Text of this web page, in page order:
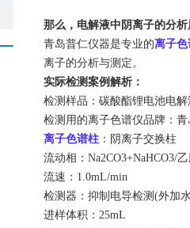
那么，电解液中阴离子的分
青岛普仁仪器是专业的离子色
离子的分析与测定。
实际检测案例解析：
检测样品：碳酸酯锂电池电解
检测用的离子色谱仪品牌：
离子色谱柱 ：阴离子交换柱
流动相：Na2CO3+NaHCO3/
流速：1.0mL/min
检测器：抑制电导检测(外加
进样体积：25mL